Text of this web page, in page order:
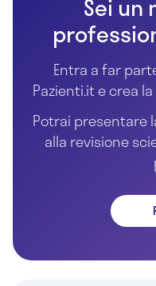
Entra a far
Pazienti.it e crea
Potrai presentare
alla revisione